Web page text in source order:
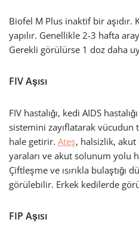
Biofel M Plus inaktif bir aşıdır.
yapılır. Genellikle 2-3 hafta
Gerekli görülürse 1 doz daha
FIV Aşısı
FIV hastalığı, kedi AIDS
sistemini zayıflatarak vücudun
hale getirir. Ateş, halsizlik, akut
yaraları ve akut solunum yolu
Çiftleşme ve ısırıkla bulaştığı
görülebilir. Erkek kedilerde
FIP Aşısı